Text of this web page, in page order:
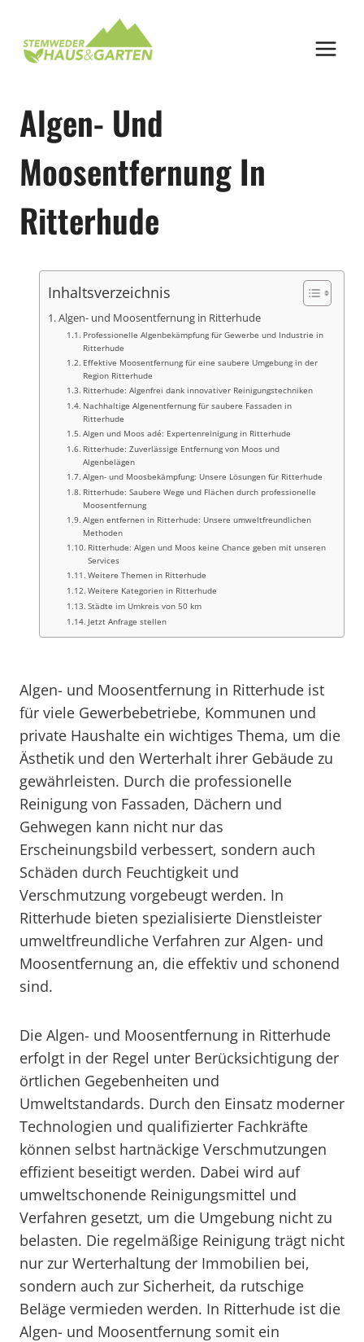
springen
Algen- Und
Moosentfernung In
Ritterhude
Inhaltsverzeichnis
Algen- und Moosentfernung in Ritterhude
Professionelle Algenbekämpfung für Gewerbe und Industrie in
Ritterhude
Effektive Moosentfernung für eine saubere Umgebung in der
Region Ritterhude
Ritterhude: Algenfrei dank innovativer Reinigungstechniken
Nachhaltige Algenentfernung für saubere Fassaden in
Ritterhude
Algen und Moos adé: Expertenreinigung in Ritterhude
Ritterhude: Zuverlässige Entfernung von Moos und
Algenbelägen
Algen- und Moosbekämpfung: Unsere Lösungen für Ritterhude
Ritterhude: Saubere Wege und Flächen durch professionelle
Moosentfernung
Algen entfernen in Ritterhude: Unsere umweltfreundlichen
Methoden
Ritterhude: Algen und Moos keine Chance geben mit unseren
Services
Weitere Themen in Ritterhude
Weitere Kategorien in Ritterhude
Städte im Umkreis von 50 km
Jetzt Anfrage stellen
Algen- und Moosentfernung in Ritterhude ist
für viele Gewerbebetriebe, Kommunen und
private Haushalte ein wichtiges Thema, um die
Ästhetik und den Werterhalt ihrer Gebäude zu
gewährleisten. Durch die professionelle
Reinigung von Fassaden, Dächern und
Gehwegen kann nicht nur das
Erscheinungsbild verbessert, sondern auch
Schäden durch Feuchtigkeit und
Verschmutzung vorgebeugt werden. In
Ritterhude bieten spezialisierte Dienstleister
umweltfreundliche Verfahren zur Algen- und
Moosentfernung an, die effektiv und schonend
sind.
Die Algen- und Moosentfernung in Ritterhude
erfolgt in der Regel unter Berücksichtigung der
örtlichen Gegebenheiten und
Umweltstandards. Durch den Einsatz moderner
Technologien und qualifizierter Fachkräfte
können selbst hartnäckige Verschmutzungen
effizient beseitigt werden. Dabei wird auf
umweltschonende Reinigungsmittel und
Verfahren gesetzt, um die Umgebung nicht zu
belasten. Die regelmäßige Reinigung trägt nicht
nur zur Werterhaltung der Immobilien bei,
sondern auch zur Sicherheit, da rutschige
Beläge vermieden werden. In Ritterhude ist die
Algen- und Moosentfernung somit ein